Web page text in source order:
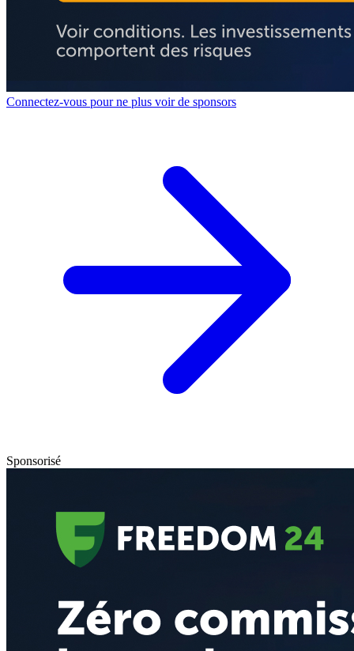
Connectez-vous pour ne plus voir de sponsors
Sponsorisé